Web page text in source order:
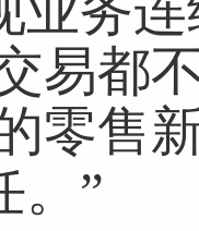
易都
零售
。”